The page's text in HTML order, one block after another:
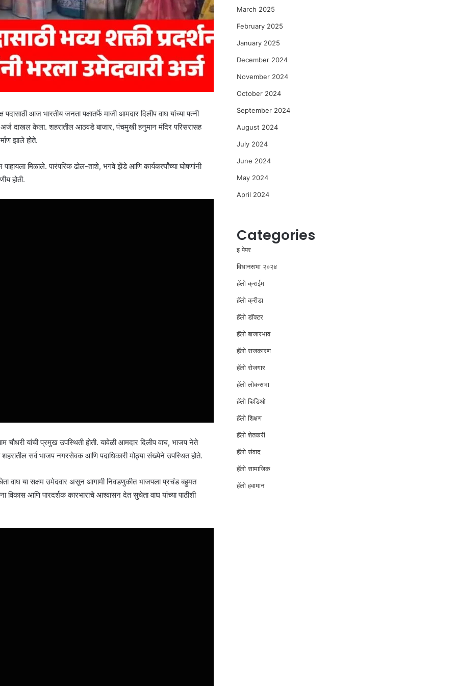
पदासाठी आज भारतीय जनता पक्षातर्फे माजी आमदार दिलीप वाघ यांच्या पत्नी
अर्ज दाखल केला. शहरातील आठवडे बाजार, पंचमुखी हनुमान मंदिर परिसरासह
झाले होते.
पाहायला मिळाले. पारंपरिक ढोल-ताशे, भगवे झेंडे आणि कार्यकर्त्यांच्या घोषणांनी
होती.
चौधरी यांची प्रमुख उपस्थिती होती. यावेळी आमदार दिलीप वाघ, भाजप नेते
शहरातील सर्व भाजप नगरसेवक आणि पदाधिकारी मोठ्या संख्येने उपस्थित होते.
सुचेता वाघ या सक्षम उमेदवार असून आगामी निवडणुकीत भाजपला प्रचंड बहुमत
विकास आणि पारदर्शक कारभाराचे आश्वासन देत सुचेता वाघ यांच्या पाठीशी
March 2025
February 2025
January 2025
December 2024
November 2024
October 2024
September 2024
August 2024
July 2024
June 2024
May 2024
April 2024
Categories
इ पेपर
विधानसभा २०२४
⁠हॅलो क्राईम
हॅलो क्रीडा
हॅलो डॉक्टर
हॅलो बाजारभाव
हॅलो राजकारण
⁠हॅलो रोजगार
हॅलो लोकसभा
⁠हॅलो व्हिडिओ
हॅलो शिक्षण
⁠हॅलो शेतकरी
⁠हॅलो संवाद
हॅलो सामाजिक
हॅलो हवामान